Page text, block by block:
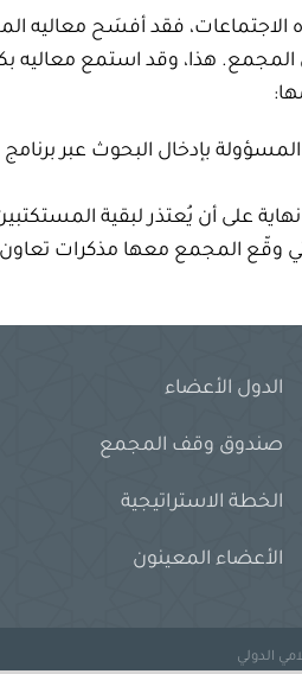
فقد أفسَح معاليه
هذا، وقد استمع معاليه
:
المسؤولة بإدخال البحوث عبر
على أن يُعتذر لبقية
وقّع المجمع معها مذكرات تعاون
الدول الأعضاء
صندوق وقف المجمع
الخطة الاستراتيجية
الأعضاء المعينون